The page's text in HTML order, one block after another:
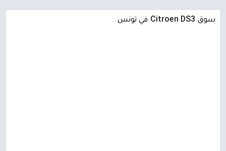
سوق Citroen DS3 في تونس